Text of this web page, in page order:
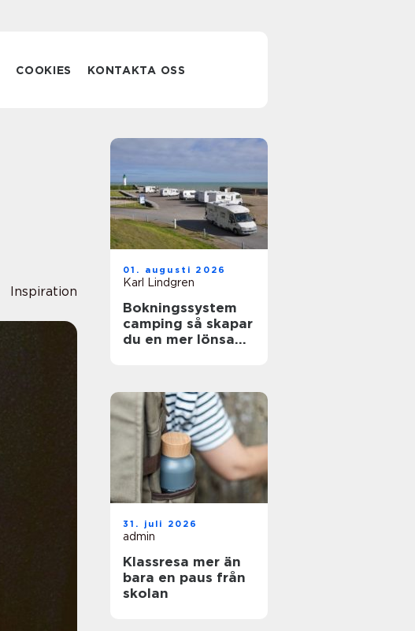
COOKIES KONTAKTA OSS
Inspiration
01. augusti 2026
Karl Lindgren
Bokningssystem
camping så skapar
du en mer lönsam
31. juli 2026
admin
Klassresa mer än
bara en paus från
skolan